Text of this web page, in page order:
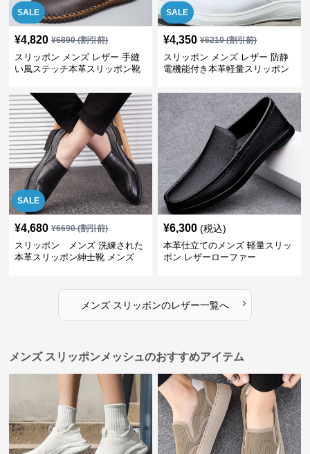
SALE
¥4,820 ¥6890(割引前)
スリッポン メンズ レザー 手縫
い風ステッチ本革スリッポン靴
SALE
¥4,350 ¥6210(割引前)
スリッポン メンズ レザー 防静
電機能付き本革軽量スリッポン
SALE
¥4,680 ¥6690(割引前)
スリッポン メンズ 洗練された
本革スリッポン紳士靴 メンズ
¥6,300 (税込)
本革仕立てのメンズ 軽量スリッ
ポン レザーローファー
メンズ スリッポンのレザー一覧へ ›
メンズ スリッポンメッシュのおすすめアイテム